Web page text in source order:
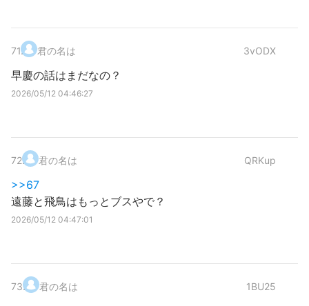
71. 君の名は 3vODX
早慶の話はまだなの？
2026/05/12 04:46:27
72. 君の名は QRKup
>>67
遠藤と飛鳥はもっとブスやで？
2026/05/12 04:47:01
73. 君の名は 1BU25